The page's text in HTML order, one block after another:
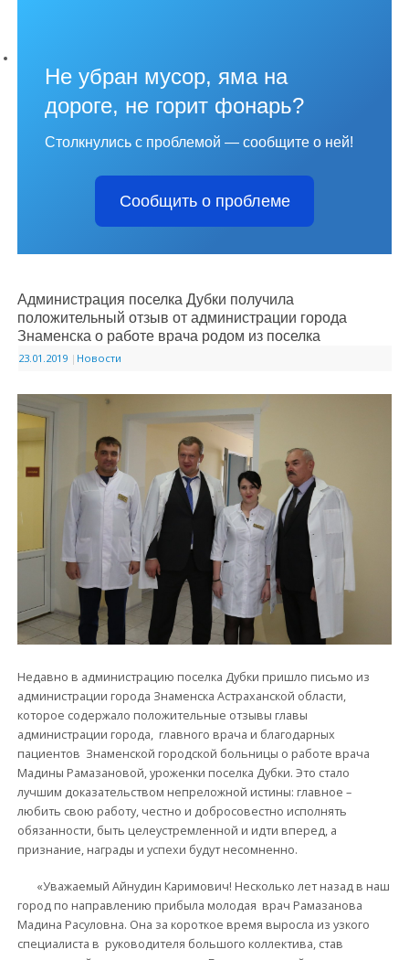
Не убран мусор, яма на
дороге, не горит фонарь?
Столкнулись с проблемой — сообщите о ней!
Сообщить о проблеме
Администрация поселка Дубки получила
положительный отзыв от администрации города
Знаменска о работе врача родом из поселка
23.01.2019 | Новости
Недавно в администрацию поселка Дубки пришло письмо из
администрации города Знаменска Астраханской области,
которое содержало положительные отзывы главы
администрации города, главного врача и благодарных
пациентов Знаменской городской больницы о работе врача
Мадины Рамазановой, уроженки поселка Дубки. Это стало
лучшим доказательством непреложной истины: главное –
любить свою работу, честно и добросовестно исполнять
обязанности, быть целеустремленной и идти вперед, а
признание, награды и успехи будут несомненно.
«Уважаемый Айнудин Каримович! Несколько лет назад в наш
город по направлению прибыла молодая врач Рамазанова
Мадина Расуловна. Она за короткое время выросла из узкого
специалиста в руководителя большого коллектива, став